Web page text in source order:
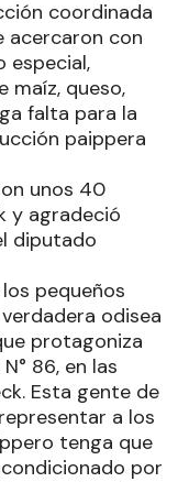
coordinada
acercaron con
especial,
maíz, queso,
falta para la
paippera
unos 40
y agradeció
diputado
pequeños
odisea
protagoniza
86, en las
Esta gente de
a los
tenga que
por